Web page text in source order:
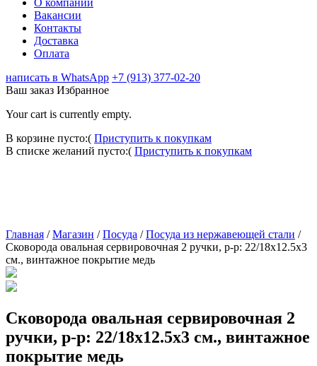
О компании
Вакансии
Контакты
Доставка
Оплата
написать в WhatsApp +7 (913) 377-02-20
Ваш заказ Избранное
Your cart is currently empty.
В корзине пусто:( Приступить к покупкам
В списке желаний пусто:( Приступить к покупкам
Главная /Магазин /Посуда /Посуда из нержавеющей стали /
Сковорода овальная сервировочная 2 ручки, р-р: 22/18х12.5х3
см., винтажное покрытие медь
Сковорода овальная сервировочная 2
ручки, р-р: 22/18х12.5х3 см., винтажное
покрытие медь